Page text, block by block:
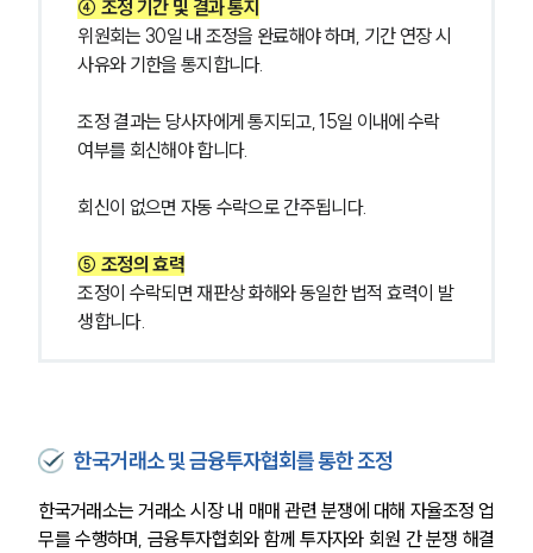
④ 조정 기간 및 결과 통지
위원회는 30일 내 조정을 완료해야 하며, 기간 연장 시
사유와 기한을 통지합니다.
조정 결과는 당사자에게 통지되고, 15일 이내에 수락
여부를 회신해야 합니다.
회신이 없으면 자동 수락으로 간주됩니다.
⑤ 조정의 효력
조정이 수락되면 재판상 화해와 동일한 법적 효력이 발
생합니다.
한국거래소 및 금융투자협회를 통한 조정
한국거래소는 거래소 시장 내 매매 관련 분쟁에 대해 자율조정 업
무를 수행하며, 금융투자협회와 함께 투자자와 회원 간 분쟁 해결